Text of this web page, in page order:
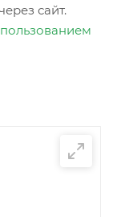
сайт.